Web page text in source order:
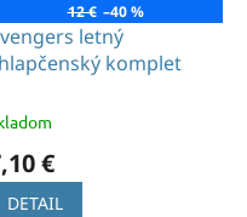
12 € –40 %
letný
komplet
€
DETAIL